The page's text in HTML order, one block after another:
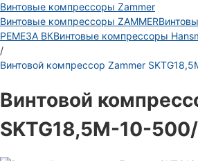
Винтовые компрессоры Zammer
Винтовые компрессоры ZAMMER
РЕМЕЗА ВКВинтовые компрессоры
/
Винтовой компрессор Zammer
Винтовой
SKTG18,5M-10-